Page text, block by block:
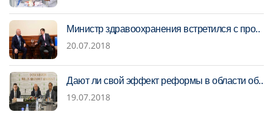
Министр здравоохранения встретился с про..
20.07.2018
Дают ли свой эффект реформы в области об..
19.07.2018